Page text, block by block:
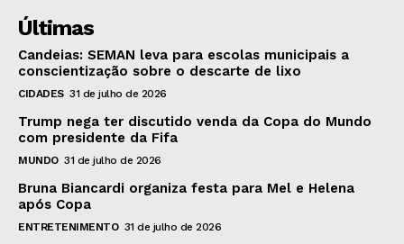
Últimas
Candeias: SEMAN leva para escolas municipais a
conscientização sobre o descarte de lixo
CIDADES 31 de julho de 2026
Trump nega ter discutido venda da Copa do Mundo
com presidente da Fifa
MUNDO 31 de julho de 2026
Bruna Biancardi organiza festa para Mel e Helena
após Copa
ENTRETENIMENTO 31 de julho de 2026